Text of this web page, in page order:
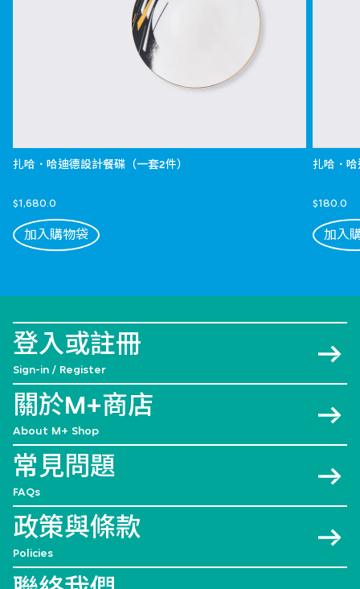
扎哈．哈迪德設計餐碟（一套2件）
$1,680.0
加入購物袋
扎哈．
$180.0
加入
登入或註冊
Sign-in / Register
關於M+商店
About M+ Shop
常見問題
FAQs
政策與條款
Policies